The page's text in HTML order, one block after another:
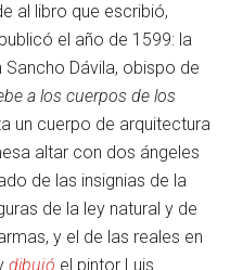
al libro que escribió,
el año de 1599: la
Dávila, obispo de
a los cuerpos de los
un cuerpo de arquitectura
altar con dos ángeles
de las insignias de la
de la ley natural y de
y el de las reales en
dibujó el pintor Luis